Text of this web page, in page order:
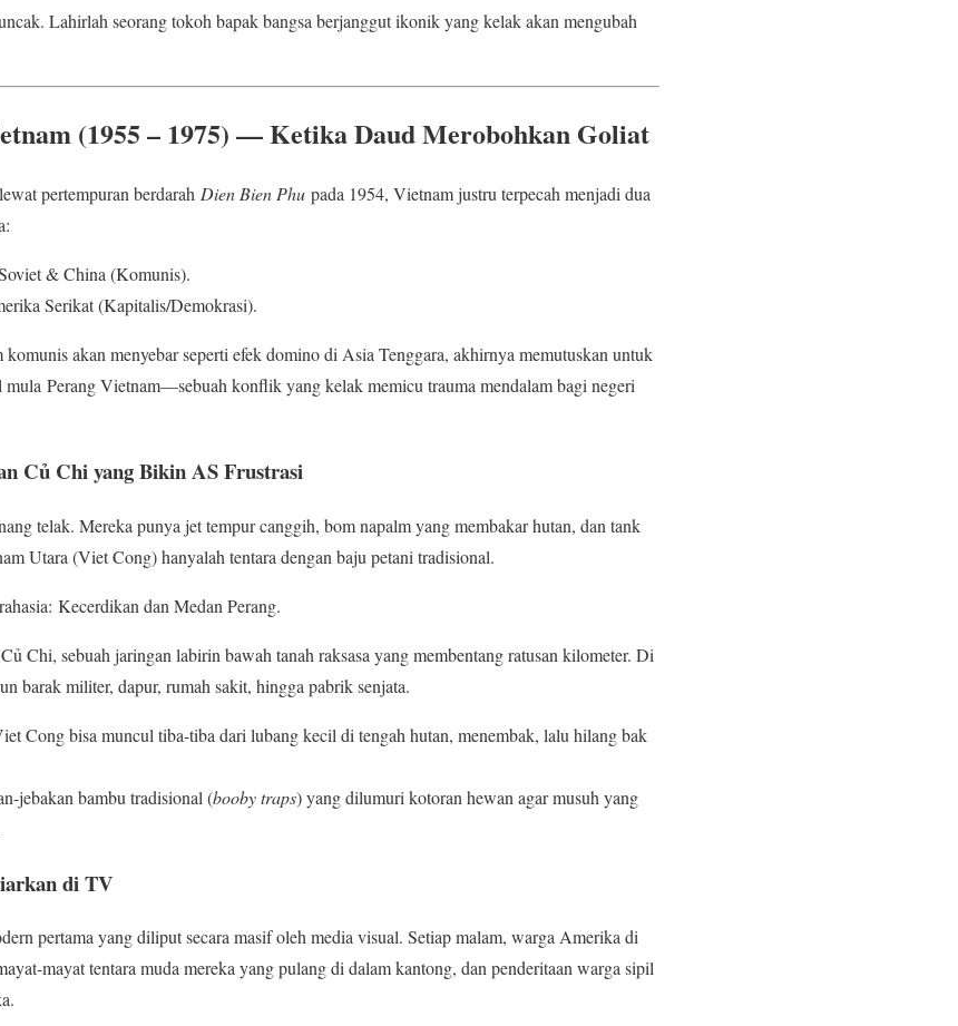
Lahirlah seorang tokoh bapak bangsa berjanggut ikonik yang kelak akan mengubah
(1955 – 1975) — Ketika Daud Merobohkan Goliat
pertempuran berdarah Dien Bien Phu pada 1954, Vietnam justru terpecah menjadi dua
& China (Komunis).
Serikat (Kapitalis/Demokrasi).
akan menyebar seperti efek domino di Asia Tenggara, akhirnya memutuskan untuk
Perang Vietnam—sebuah konflik yang kelak memicu trauma mendalam bagi negeri
Củ Chi yang Bikin AS Frustrasi
telak. Mereka punya jet tempur canggih, bom napalm yang membakar hutan, dan tank
Utara (Viet Cong) hanyalah tentara dengan baju petani tradisional.
Kecerdikan dan Medan Perang.
Chi, sebuah jaringan labirin bawah tanah raksasa yang membentang ratusan kilometer. Di
barak militer, dapur, rumah sakit, hingga pabrik senjata.
Cong bisa muncul tiba-tiba dari lubang kecil di tengah hutan, menembak, lalu hilang bak
jebakan bambu tradisional (booby traps) yang dilumuri kotoran hewan agar musuh yang
di TV
pertama yang diliput secara masif oleh media visual. Setiap malam, warga Amerika di
mayat tentara muda mereka yang pulang di dalam kantong, dan penderitaan warga sipil